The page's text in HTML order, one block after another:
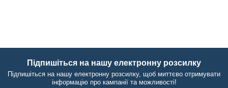
Підпишіться на нашу електронну розсилку
Підпишіться на нашу електронну розсилку, щоб миттєво отримувати
інформацію про кампанії та можливості!